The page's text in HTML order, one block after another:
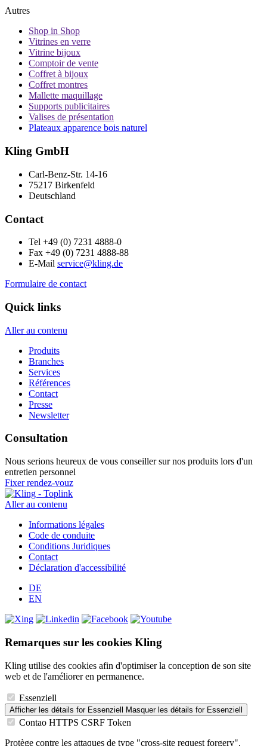
Autres
Shop in Shop
Vitrines en verre
Vitrine bijoux
Comptoir de vente
Coffret à bijoux
Coffret montres
Mallette maquillage
Supports publicitaires
Valises de présentation
Plateaux apparence bois naturel
Kling GmbH
Carl-Benz-Str. 14-16
75217 Birkenfeld
Deutschland
Contact
Tel +49 (0) 7231 4888-0
Fax +49 (0) 7231 4888-88
E-Mail service@kling.de
Formulaire de contact
Quick links
Aller au contenu
Produits
Branches
Services
Références
Contact
Presse
Newsletter
Consultation
Nous serions heureux de vous conseiller sur nos produits lors d'un
entretien personnel
Fixer rendez-vouz
Aller au contenu
Informations légales
Code de conduite
Conditions Juridiques
Contact
Déclaration d'accessibilité
DE
EN
Remarques sur les cookies Kling
Kling utilise des cookies afin d'optimiser la conception de son site
web et de l'améliorer en permanence.
Essenziell
Afficher les détails for Essenziell Masquer les détails for Essenziell
Contao HTTPS CSRF Token
Protège contre les attaques de type "cross-site request forgery".